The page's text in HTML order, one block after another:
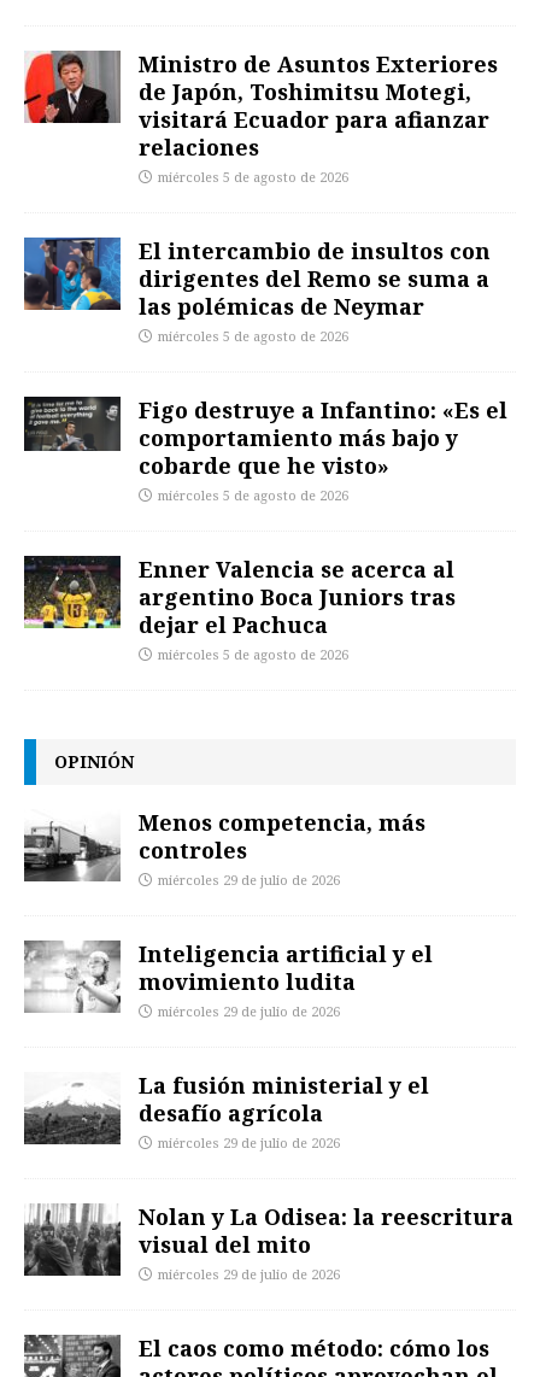
Ministro de Asuntos Exteriores
de Japón, Toshimitsu Motegi,
visitará Ecuador para afianzar
relaciones
miércoles 5 de agosto de 2026
El intercambio de insultos con
dirigentes del Remo se suma a
las polémicas de Neymar
miércoles 5 de agosto de 2026
Figo destruye a Infantino: «Es el
comportamiento más bajo y
cobarde que he visto»
miércoles 5 de agosto de 2026
Enner Valencia se acerca al
argentino Boca Juniors tras
dejar el Pachuca
miércoles 5 de agosto de 2026
OPINIÓN
Menos competencia, más
controles
miércoles 29 de julio de 2026
Inteligencia artificial y el
movimiento ludita
miércoles 29 de julio de 2026
La fusión ministerial y el
desafío agrícola
miércoles 29 de julio de 2026
Nolan y La Odisea: la reescritura
visual del mito
miércoles 29 de julio de 2026
El caos como método: cómo los